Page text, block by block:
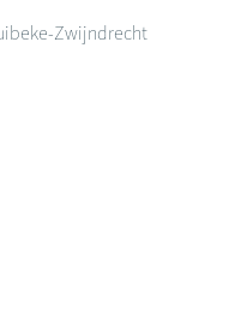
Zwijndrecht